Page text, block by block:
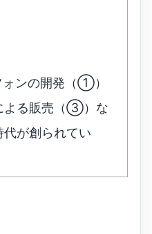
ンの開発（①）
よる販売（③）な
代が創られてい